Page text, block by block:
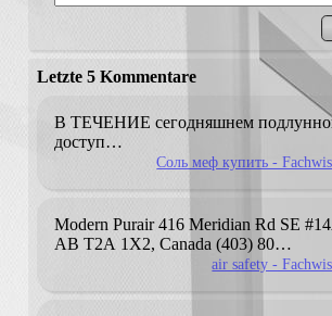
Letzte 5 Kommentare
В ТЕЧЕНИЕ сегодняшнем
доступ…
Соль меф купить -
Modern Purair416 Meridian Ɍd SE
AB T2А 1X2, Canada (403) 80…
air safety -